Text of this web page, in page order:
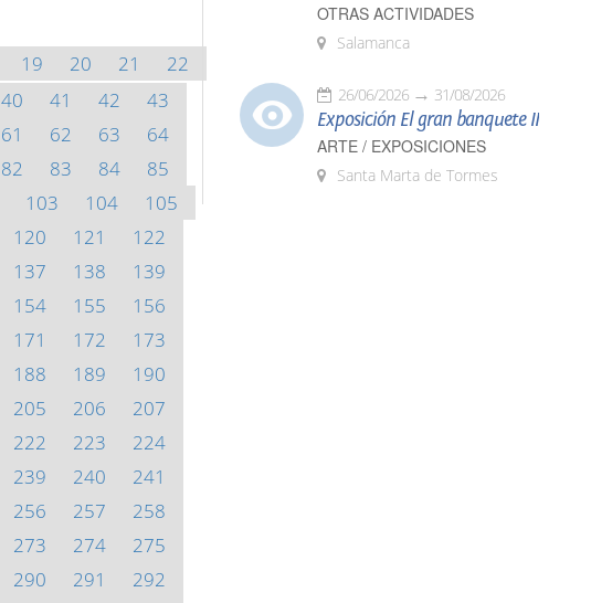
19 20 21
22
40 41 42
43
61 62 63
64
82 83 84
85
103 104
105
120 121
122
137 138
139
154 155
156
171 172
173
188 189
190
205 206
207
222 223
224
239 240
241
256 257
258
273 274
275
290 291
292
OTRAS ACTIVIDADES
Salamanca
26/06/2026 31/08/2026
Exposición El gran banquete II
ARTE / EXPOSICIONES
Santa Marta de Tormes